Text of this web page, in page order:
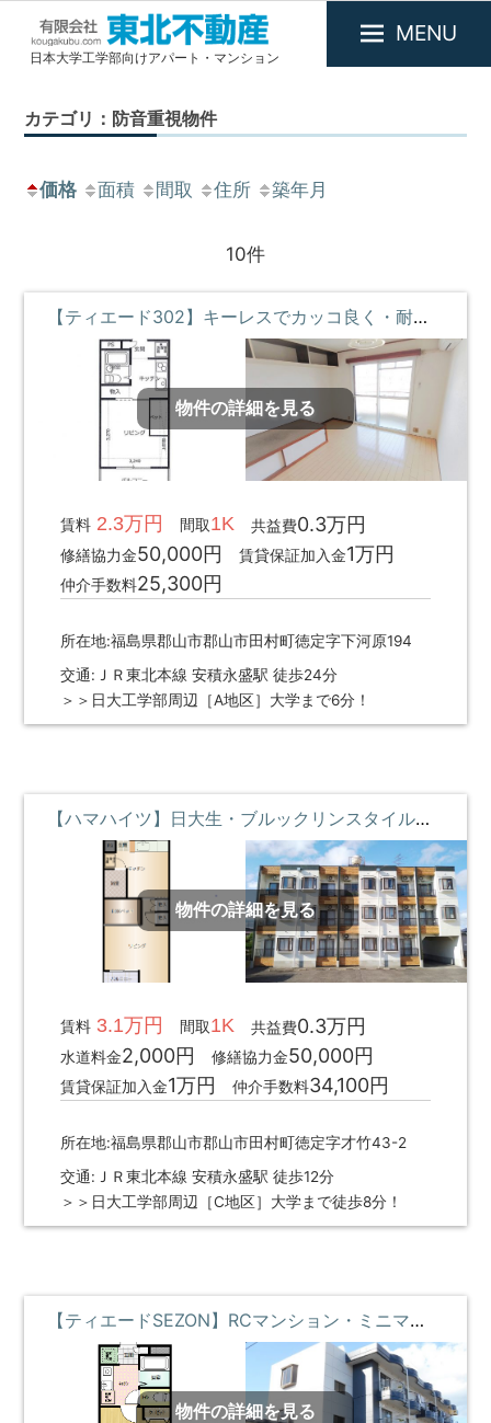
有
会
東
産
日本大学工学部向けアパート・マンション
MENU
カテゴリ：防音重視物件
価格 面積 間取 住所 築年月
10件
【ティエード302】キーレスでカッコ良く・耐震耐火で安心・断熱効果でいつでも快適な部屋 ③階 **即入居募集中**
物件の詳細を見る
賃料2.3万円 間取1K 共益費0.3万円
修繕協力金50,000円 賃貸保証加入金1万円
仲介手数料25,300円
所在地:福島県郡山市郡山市田村町徳定字下河原194
交通:ＪＲ東北本線 安積永盛駅 徒歩24分
＞＞日大工学部周辺［A地区］大学まで6分！
【ハマハイツ】日大生・ブルックリンスタイルの部屋でオシャレ・BOXベッド ①階 **即入居募集中**
物件の詳細を見る
賃料3.1万円 間取1K 共益費0.3万円
水道料金2,000円 修繕協力金50,000円
賃貸保証加入金1万円 仲介手数料34,100円
所在地:福島県郡山市郡山市田村町徳定字才竹43-2
交通:ＪＲ東北本線 安積永盛駅 徒歩12分
＞＞日大工学部周辺［C地区］大学まで徒歩8分！
【ティエードSEZON】RCマンション・ミニマリスト ③階 **即入居募集中**
物件の詳細を見る